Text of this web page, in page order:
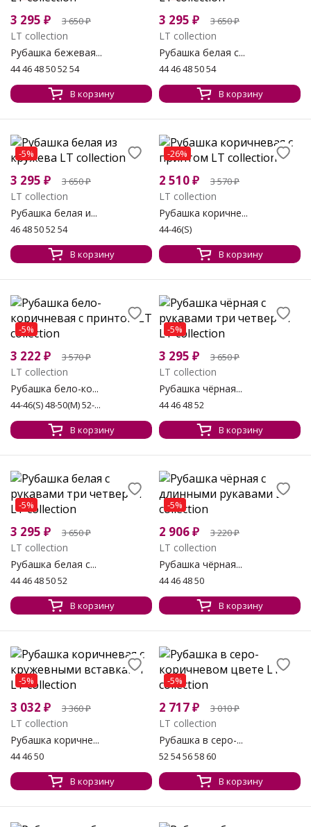
3 295 ₽ 3 650₽
LT collection
Рубашка бежевая...
44 46 48 50 52 54
В корзину
3 295 ₽ 3 650₽
LT collection
Рубашка белая с...
44 46 48 50 54
В корзину
-5%
3 295 ₽ 3 650₽
LT collection
Рубашка белая и...
46 48 50 52 54
В корзину
-26%
2 510₽ 3 570₽
LT collection
Рубашка коричне...
44-46(S)
В корзину
-5%
3 222 ₽ 3 570₽
LT collection
Рубашка бело-ко...
44-46(S) 48-50(М) 52-...
В корзину
-5%
3 295 ₽ 3 650₽
LT collection
Рубашка чёрная...
44 46 48 52
В корзину
-5%
3 295 ₽ 3 650₽
LT collection
Рубашка белая с...
44 46 48 50 52
В корзину
-5%
2 906₽ 3 220₽
LT collection
Рубашка чёрная...
44 46 48 50
В корзину
-5%
3 032 ₽ 3 360₽
LT collection
Рубашка коричне...
44 46 50
В корзину
-5%
2 717₽ 3 010₽
LT collection
Рубашка в серо-...
52 54 56 58 60
В корзину